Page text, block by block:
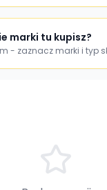
marki tu kupisz?
- zaznacz marki i typ